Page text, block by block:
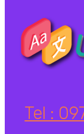
Tel :